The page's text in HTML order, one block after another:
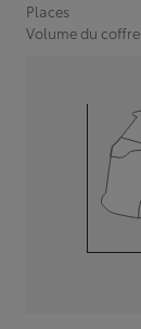
Places
Volume du coffre